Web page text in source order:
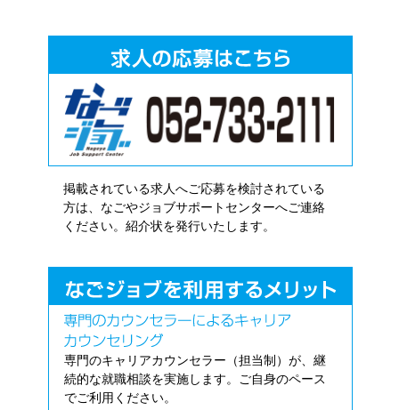
掲載されている求人へご応募を検討されている
方は、なごやジョブサポートセンターへご連絡
ください。紹介状を発行いたします。
専門のキャリアカウンセラー（担当制）が、継
続的な就職相談を実施します。ご自身のペース
でご利用ください。